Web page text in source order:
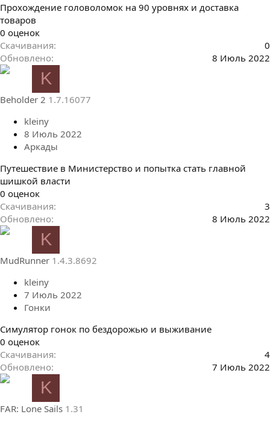
Прохождение головоломок на 90 уровнях и доставка
товаров
0
.
0
0
в
0 оценок
Скачивания
0
Обновлено
8 Июль 2022
K
Beholder 2 1.7.16077
kleiny
8 Июль 2022
Аркады
Путешествие в Министерство и попытка стать главной
шишкой власти
0
.
0
0
в
0 оценок
Скачивания
3
Обновлено
8 Июль 2022
K
MudRunner 1.4.3.8692
kleiny
7 Июль 2022
Гонки
Симулятор гонок по бездорожью и выживание
0
.
0
0
в
0 оценок
Скачивания
4
Обновлено
7 Июль 2022
K
FAR: Lone Sails 1.31